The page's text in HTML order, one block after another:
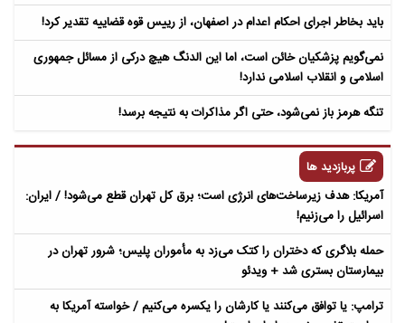
باید بخاطر اجرای احکام اعدام در اصفهان، از رییس قوه قضاییه تقدیر کرد!
نمی‌گویم پزشکیان خائن است، اما این الدنگ هیچ درکی از مسائل جمهوری
اسلامی و انقلاب اسلامی ندارد!
تنگه هرمز باز نمی‌شود، حتی اگر مذاکرات به نتیجه برسد!
پربازدید ها
آمریکا: هدف زیرساخت‌های انرژی است؛ برق کل تهران قطع می‌شود! / ایران:
اسرائیل را می‌زنیم!
حمله بلاگری که دختران را کتک می‌زد به مأموران پلیس؛ شرور تهران در
بیمارستان بستری شد + ویدئو
ترامپ: یا توافق می‌کنند یا کارشان را یکسره می‌کنیم / خواسته آمریکا به